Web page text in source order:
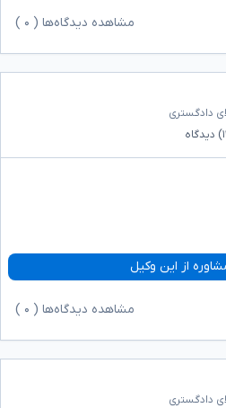
مشاهده دیدگاه‌ها ( ۰
دادگستری
دیدگاه
از این وکیل
مشاهده دیدگاه‌ها ( ۰
دادگستری